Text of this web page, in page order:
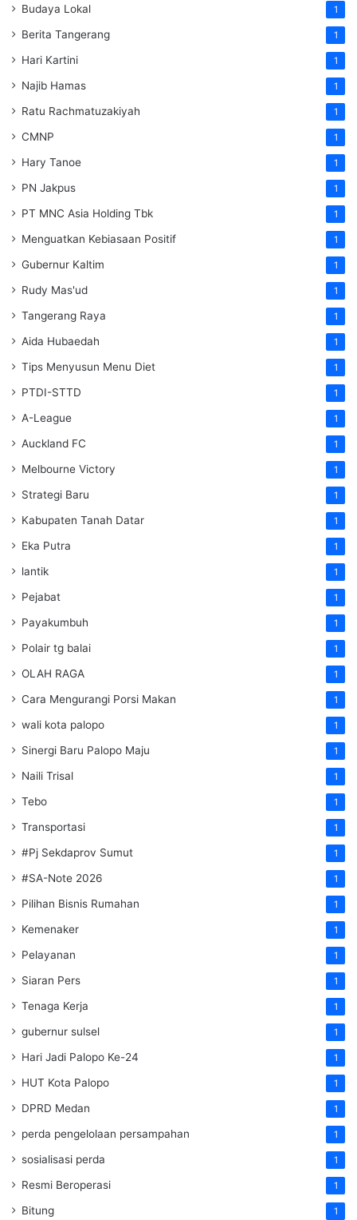
Budaya Lokal 1
Berita Tangerang 1
Hari Kartini 1
Najib Hamas 1
Ratu Rachmatuzakiyah 1
CMNP 1
Hary Tanoe 1
PN Jakpus 1
PT MNC Asia Holding Tbk 1
Menguatkan Kebiasaan Positif 1
Gubernur Kaltim 1
Rudy Mas'ud 1
Tangerang Raya 1
Aida Hubaedah 1
Tips Menyusun Menu Diet 1
PTDI-STTD 1
A-League 1
Auckland FC 1
Melbourne Victory 1
Strategi Baru 1
Kabupaten Tanah Datar 1
Eka Putra 1
lantik 1
Pejabat 1
Payakumbuh 1
Polair tg balai 1
OLAH RAGA 1
Cara Mengurangi Porsi Makan 1
wali kota palopo 1
Sinergi Baru Palopo Maju 1
Naili Trisal 1
Tebo 1
Transportasi 1
#Pj Sekdaprov Sumut 1
#SA-Note 2026 1
Pilihan Bisnis Rumahan 1
Kemenaker 1
Pelayanan 1
Siaran Pers 1
Tenaga Kerja 1
gubernur sulsel 1
Hari Jadi Palopo Ke-24 1
HUT Kota Palopo 1
DPRD Medan 1
perda pengelolaan persampahan 1
sosialisasi perda 1
Resmi Beroperasi 1
Bitung 1